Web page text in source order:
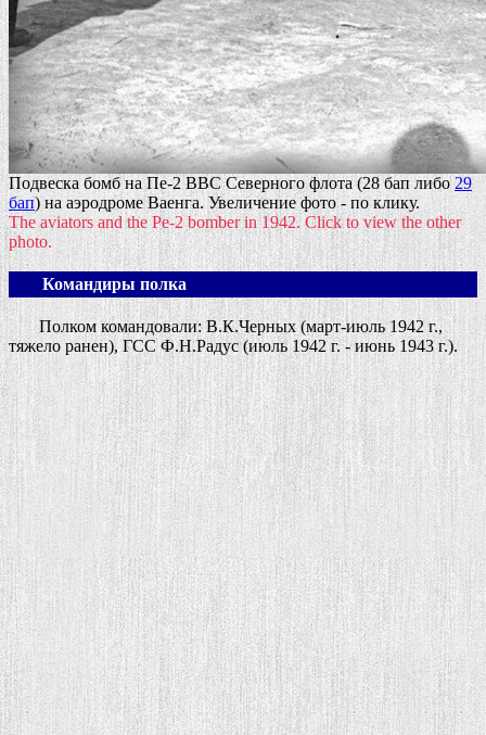
Подвеска бомб на Пе-2 ВВС Северного флота (28 бап либо29
бап) на аэродроме Ваенга. Увеличение фото - по клику.
The aviators and the Pe-2 bomber in 1942. Click to view the other
photo.
Командиры полка
Полком командовали: В.К.Черных (март-июль 1942 г.,
тяжело ранен), ГСС Ф.Н.Радус (июль 1942 г. - июнь 1943 г.).